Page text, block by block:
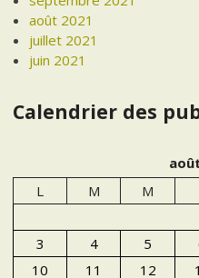
août 2021
juillet 2021
juin 2021
Calendrier des
L
M M
3
4 5
10
11 12